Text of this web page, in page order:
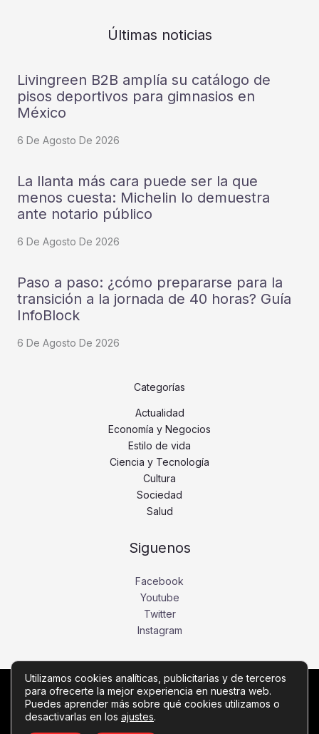
Últimas noticias
Livingreen B2B amplía su catálogo de
pisos deportivos para gimnasios en
México
6 De Agosto De 2026
La llanta más cara puede ser la que
menos cuesta: Michelin lo demuestra
ante notario público
6 De Agosto De 2026
Paso a paso: ¿cómo prepararse para la
transición a la jornada de 40 horas? Guía
InfoBlock
6 De Agosto De 2026
Categorías
Actualidad
Economía y Negocios
Estilo de vida
Ciencia y Tecnología
Cultura
Sociedad
Salud
Siguenos
Facebook
Youtube
Twitter
Instagram
Copyright © Todos los derechos reservados -
diariobajio.com
Utilizamos cookies analíticas, publicitarias y de terceros
para ofrecerte la mejor experiencia en nuestra web.
Puedes aprender más sobre qué cookies utilizamos o
desactivarlas en los ajustes.